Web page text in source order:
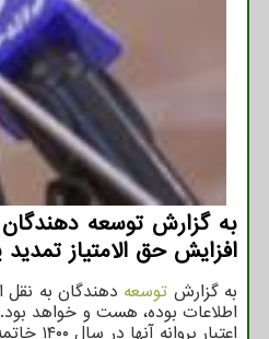
افزایش حق الامتیاز
به گزارش توسعه دهندگان به